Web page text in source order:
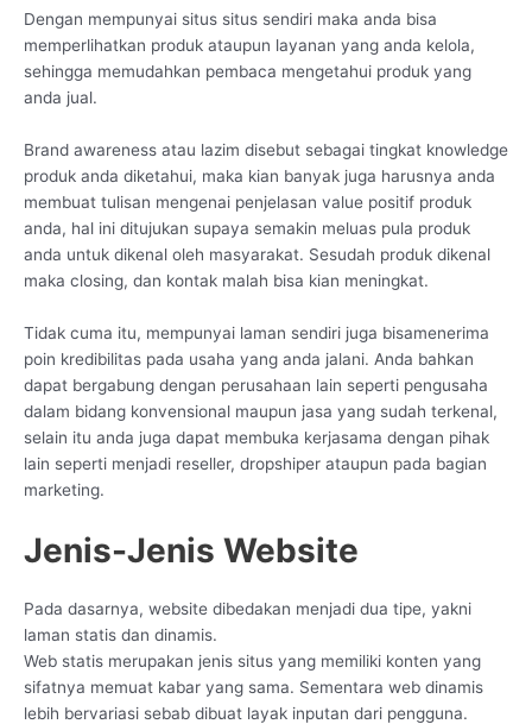
Dengan mempunyai situs situs sendiri maka anda bisa
memperlihatkan produk ataupun layanan yang anda kelola,
sehingga memudahkan pembaca mengetahui produk yang
anda jual.
Brand awareness atau lazim disebut sebagai tingkat knowledge
produk anda diketahui, maka kian banyak juga harusnya anda
membuat tulisan mengenai penjelasan value positif produk
anda, hal ini ditujukan supaya semakin meluas pula produk
anda untuk dikenal oleh masyarakat. Sesudah produk dikenal
maka closing, dan kontak malah bisa kian meningkat.
Tidak cuma itu, mempunyai laman sendiri juga bisamenerima
poin kredibilitas pada usaha yang anda jalani. Anda bahkan
dapat bergabung dengan perusahaan lain seperti pengusaha
dalam bidang konvensional maupun jasa yang sudah terkenal,
selain itu anda juga dapat membuka kerjasama dengan pihak
lain seperti menjadi reseller, dropshiper ataupun pada bagian
marketing.
Jenis-Jenis Website
Pada dasarnya, website dibedakan menjadi dua tipe, yakni
laman statis dan dinamis.
Web statis merupakan jenis situs yang memiliki konten yang
sifatnya memuat kabar yang sama. Sementara web dinamis
lebih bervariasi sebab dibuat layak inputan dari pengguna.